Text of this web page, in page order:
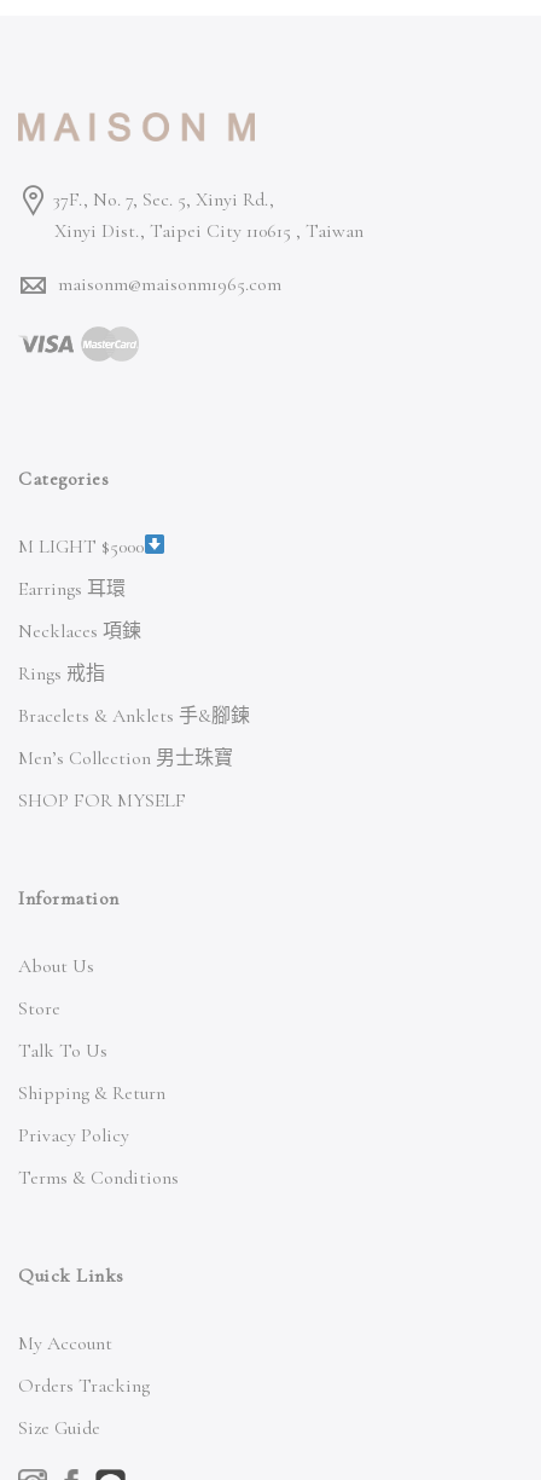
37F., No. 7, Sec. 5, Xinyi Rd.,
Xinyi Dist., Taipei City 110615 , Taiwan
maisonm@maisonm1965.com
Categories
M LIGHT $5000
Earrings 耳環
Necklaces 項鍊
Rings 戒指
Bracelets & Anklets 手&腳鍊
Men’s Collection 男士珠寶
SHOP FOR MYSELF
Information
About Us
Store
Talk To Us
Shipping & Return
Privacy Policy
Terms & Conditions
Quick Links
My Account
Orders Tracking
Size Guide